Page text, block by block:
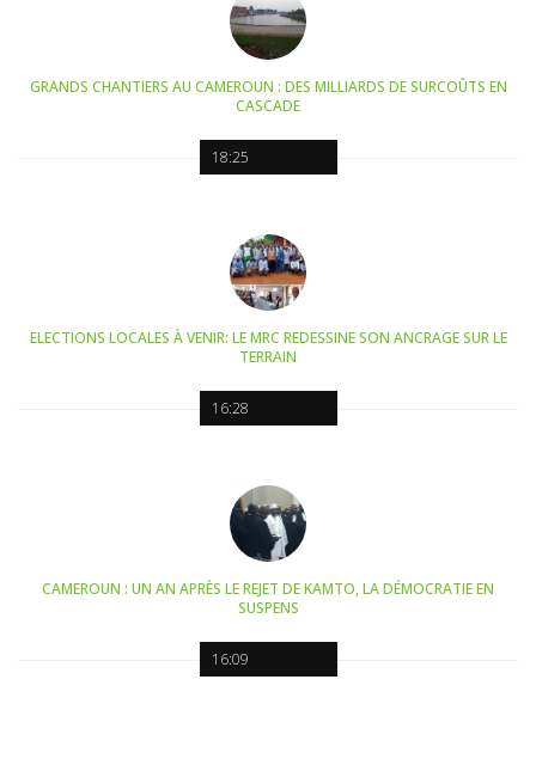
18:25
GRANDS CHANTIERS AU CAMEROUN : DES MILLIARDS DE SURCOÛTS EN
CASCADE
16:28
ELECTIONS LOCALES À VENIR: LE MRC REDESSINE SON ANCRAGE SUR LE
TERRAIN
16:09
CAMEROUN : UN AN APRÈS LE REJET DE KAMTO, LA DÉMOCRATIE EN
SUSPENS